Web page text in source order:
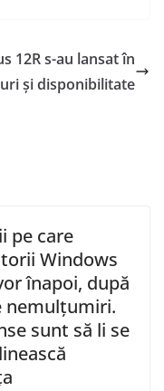
12R s-au lansat în
și disponibilitate
pe care
Windows
înapoi, după
nemulțumiri.
sunt să li se